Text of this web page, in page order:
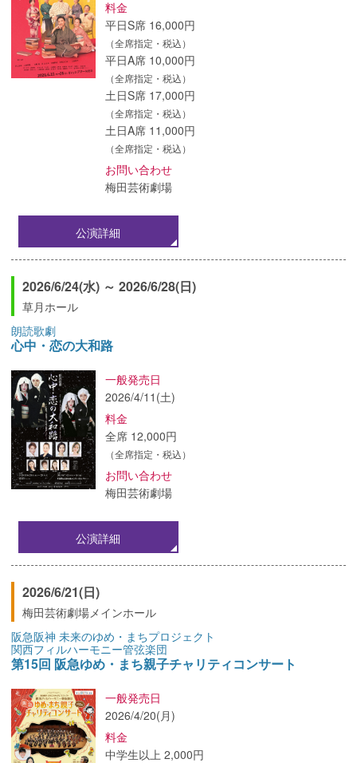
料金
平日S席 16,000円
（全席指定・税込）
平日A席 10,000円
（全席指定・税込）
土日S席 17,000円
（全席指定・税込）
土日A席 11,000円
（全席指定・税込）
お問い合わせ
梅田芸術劇場
公演詳細
2026/6/24(水) ～ 2026/6/28(日)
草月ホール
朗読歌劇
心中・恋の大和路
一般発売日
2026/4/11(土)
料金
全席 12,000円
（全席指定・税込）
お問い合わせ
梅田芸術劇場
公演詳細
2026/6/21(日)
梅田芸術劇場メインホール
阪急阪神 未来のゆめ・まちプロジェクト
関西フィルハーモニー管弦楽団
第15回 阪急ゆめ・まち親子チャリティコンサート
一般発売日
2026/4/20(月)
料金
中学生以上 2,000円